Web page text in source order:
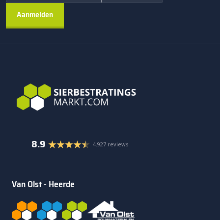
elleboogverband voor de oprit.
Daarnaast zijn er halve klinkers verkrijgbaar met een formaat
van 10,5×10,5 cm, eveneens met een dikte van 8 cm. Deze
Betonklinkers antraciet 8 cm met of
zonder facet
beste bij jouw bestrating past.
een subtiel afgeschuinde rand. Dit zorgt voor een duidelijk
zichtbaar voegbeeld en maakt kleine hoogteverschillen in
bestrating minder opvallend, wat vooral praktisch is bij
8.9 4.927 reviews
Van Olst - Heerde